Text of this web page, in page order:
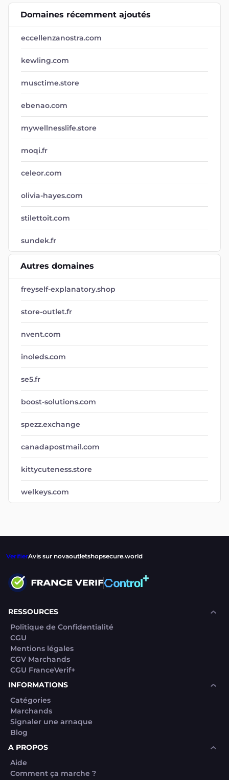
Domaines récemment ajoutés
eccellenzanostra.com
kewling.com
musctime.store
ebenao.com
mywellnesslife.store
moqi.fr
celeor.com
olivia-hayes.com
stilettoit.com
sundek.fr
Autres domaines
freyself-explanatory.shop
store-outlet.fr
nvent.com
inoleds.com
se5.fr
boost-solutions.com
spezz.exchange
canadapostmail.com
kittycuteness.store
welkeys.com
VerifierAvis sur novaoutletshopsecure.world
RESSOURCES
Politique de Confidentialité
CGU
Mentions légales
CGV Marchands
CGU FranceVerif+
INFORMATIONS
Catégories
Marchands
Signaler une arnaque
Blog
A PROPOS
Aide
Comment ça marche ?